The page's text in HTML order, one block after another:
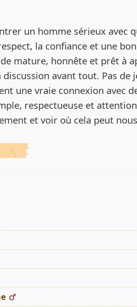
l’annonce
un homme sérieux avec
la confiance et une
de mature, honnête et prêt à
avant tout. Pas de
une vraie connexion avec
respectueuse et
et voir où cela peut